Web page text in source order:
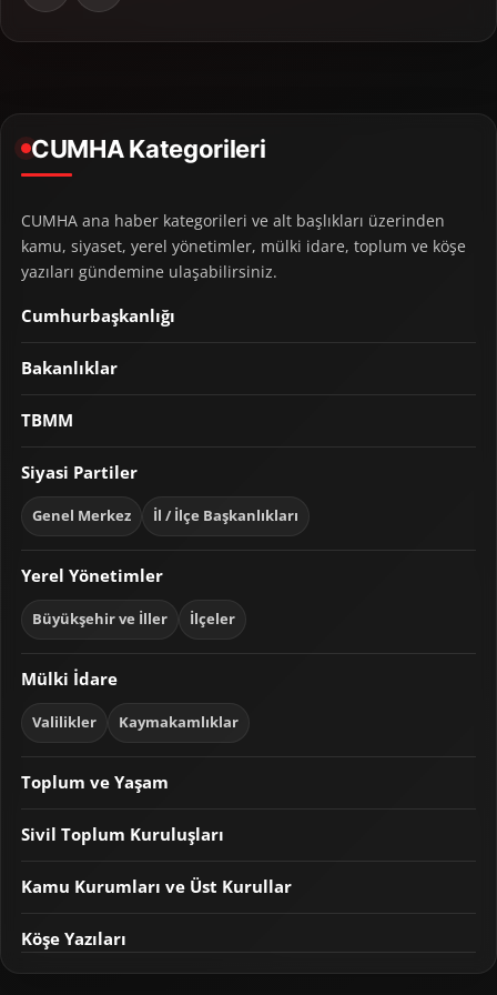
CUMHA Kategorileri
CUMHA ana haber kategorileri ve alt başlıkları üzerinden
kamu, siyaset, yerel yönetimler, mülki idare, toplum ve köşe
yazıları gündemine ulaşabilirsiniz.
Cumhurbaşkanlığı
Bakanlıklar
TBMM
Siyasi Partiler
Genel Merkez İl / İlçe Başkanlıkları
Yerel Yönetimler
Büyükşehir ve İller İlçeler
Mülki İdare
Valilikler Kaymakamlıklar
Toplum ve Yaşam
Sivil Toplum Kuruluşları
Kamu Kurumları ve Üst Kurullar
Köşe Yazıları